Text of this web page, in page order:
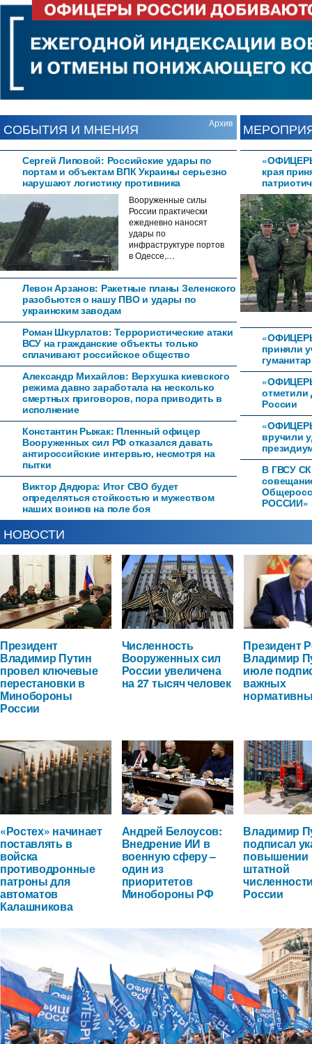
loading. For more related info,
DearFlip WordPress Flipbook
Plugin Helpdocumentation.
СОБЫТИЯ И МНЕНИЯ Архив
Сергей Липовой: Российские удары по
портам и объектам ВПК Украины серьезно
нарушают логистику противника
Вооруженные силы
России практически
ежедневно наносят
удары по
инфраструктуре портов
в Одессе,…
Левон Арзанов: Ракетные планы Зеленского
разобьются о нашу ПВО и удары по
украинским заводам
Роман Шкурлатов: Террористические атаки
ВСУ на гражданские объекты только
сплачивают российское общество
Александр Михайлов: Верхушка киевского
режима давно заработала на несколько
смертных приговоров, пора приводить в
исполнение
Константин Рыжак: Пленный офицер
Вооруженных сил РФ отказался давать
антироссийские интервью, несмотря на
пытки
Виктор Дядюра: Итог СВО будет
определяться стойкостью и мужеством
наших воинов на поле боя
края
приняли
отметили
России
вручили
В ГВСУ СК
РОССИИ»
НОВОСТИ
Президент
Владимир Путин
провел ключевые
перестановки в
Минобороны
России
Численность
Вооруженных сил
России увеличена
на 27 тысяч человек
Президент
Владимир
июле
важных
«Ростех» начинает
поставлять в
войска
противодронные
патроны для
автоматов
Калашникова
Андрей Белоусов:
Внедрение ИИ в
военную сферу –
один из
приоритетов
Минобороны РФ
Владимир
подписал
повышении
штатной
России